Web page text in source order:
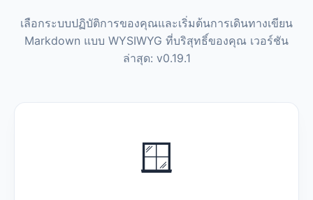
เลือกระบบปฏิบัติการของคุณและเริ่มต้นการเดินทางเขียน
Markdown แบบ WYSIWYG ที่บริสุทธิ์ของคุณ เวอร์ชัน
ล่าสุด: v0.19.1
🪟